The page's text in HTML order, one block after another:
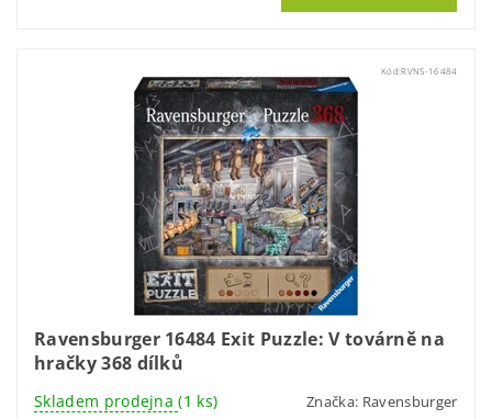
Kód:RVNS-16484
Ravensburger 16484 Exit Puzzle: V továrně na
hračky 368 dílků
Skladem prodejna(1 ks) Značka: Ravensburger